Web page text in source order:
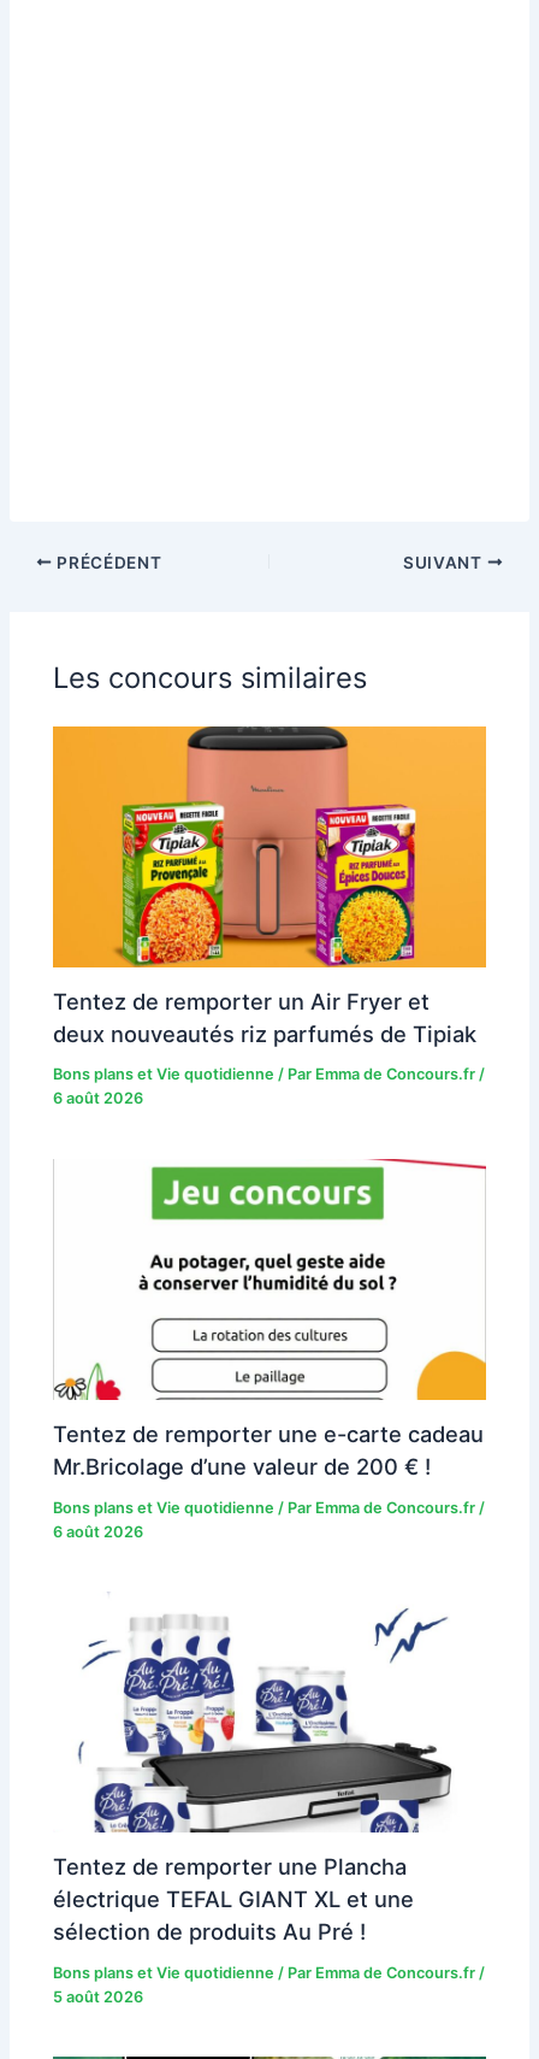
PRÉCÉDENT SUIVANT
Les concours similaires
Tentez de remporter un Air Fryer et
deux nouveautés riz parfumés de Tipiak
Bons plans et Vie quotidienne / Par Emma de Concours.fr/
6 août 2026
Tentez de remporter une e-carte cadeau
Mr.Bricolage d’une valeur de 200 € !
Bons plans et Vie quotidienne / Par Emma de Concours.fr /
6 août 2026
Tentez de remporter une Plancha
électrique TEFAL GIANT XL et une
sélection de produits Au Pré !
Bons plans et Vie quotidienne / Par Emma de Concours.fr /
5 août 2026